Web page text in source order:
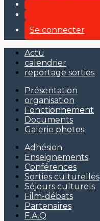
Se connecter
Actu
calendrier
reportage sorties
Présentation
organisation
Fonctionnement
Documents
Galerie photos
Adhésion
Enseignements
Conférences
Sorties culturelles
Séjours culturels
Film-débats
Partenaires
F.A.Q